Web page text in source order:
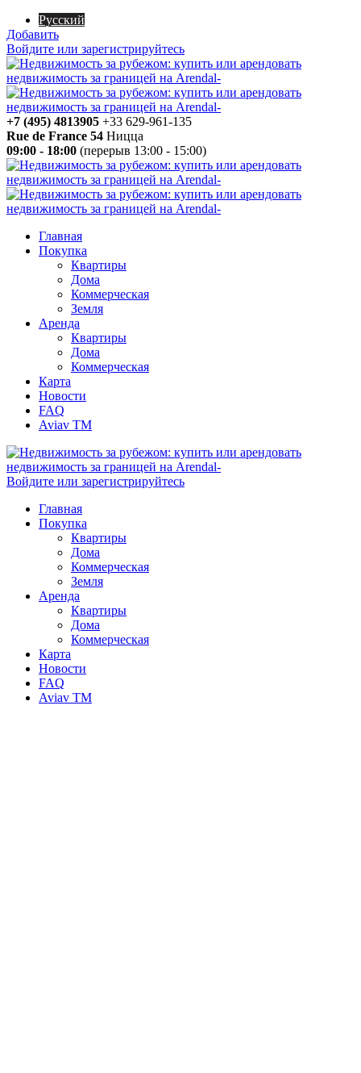
Русский
Добавить
Войдите или зарегистрируйтесь
+7 (495) 4813905 +33 629-961-135
Rue de France 54 Ницца
09:00 - 18:00 (перерыв 13:00 - 15:00)
Главная
Покупка
Квартиры
Дома
Коммерческая
Земля
Аренда
Квартиры
Дома
Коммерческая
Карта
Новости
FAQ
Aviav TM
Войдите или зарегистрируйтесь
Главная
Покупка
Квартиры
Дома
Коммерческая
Земля
Аренда
Квартиры
Дома
Коммерческая
Карта
Новости
FAQ
Aviav TM